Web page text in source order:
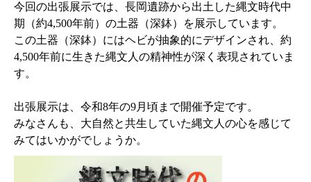
今回の出張展示では、長岡遺跡から出土した縄文時代中
期（約4,500年前）の土器（深鉢）を展示しています。
この土器（深鉢）にはヘビが抽象的にデザインされ、約
4,500年前に生きた縄文人の精神性が深く表現されていま
す。
出張展示は、令和8年の9月頃まで開催予定です。
みなさんも、大自然と共生していた縄文人の心を感じて
みてはいかがでしょうか。